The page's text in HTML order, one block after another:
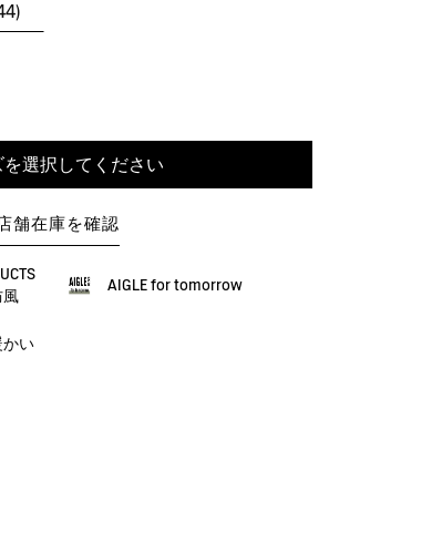
選択してください
舗在庫を確認
風
AIGLE for tomorrow
かい